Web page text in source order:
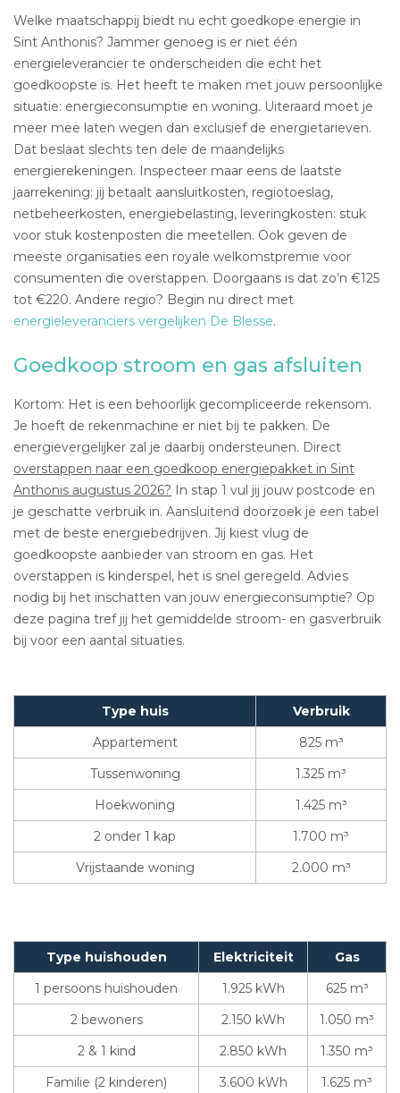
Welke maatschappij biedt nu echt goedkope energie in
Sint Anthonis? Jammer genoeg is er niet één
energieleverancier te onderscheiden die echt het
goedkoopste is. Het heeft te maken met jouw persoonlijke
situatie: energieconsumptie en woning. Uiteraard moet je
meer mee laten wegen dan exclusief de energietarieven.
Dat beslaat slechts ten dele de maandelijks
energierekeningen. Inspecteer maar eens de laatste
jaarrekening: jij betaalt aansluitkosten, regiotoeslag,
netbeheerkosten, energiebelasting, leveringkosten: stuk
voor stuk kostenposten die meetellen. Ook geven de
meeste organisaties een royale welkomstpremie voor
consumenten die overstappen. Doorgaans is dat zo’n €125
tot €220. Andere regio? Begin nu direct met
energieleveranciers vergelijken De Blesse.
Goedkoop stroom en gas afsluiten
Kortom: Het is een behoorlijk gecompliceerde rekensom.
Je hoeft de rekenmachine er niet bij te pakken. De
energievergelijker zal je daarbij ondersteunen. Direct
overstappen naar een goedkoop energiepakket in Sint
Anthonis augustus 2026? In stap 1 vul jij jouw postcode en
je geschatte verbruik in. Aansluitend doorzoek je een tabel
met de beste energiebedrijven. Jij kiest vlug de
goedkoopste aanbieder van stroom en gas. Het
overstappen is kinderspel, het is snel geregeld. Advies
nodig bij het inschatten van jouw energieconsumptie? Op
deze pagina tref jij het gemiddelde stroom- en gasverbruik
bij voor een aantal situaties.
Type huis
Verbruik
Appartement
825 m³
Tussenwoning
1.325 m³
Hoekwoning
1.425 m³
2 onder 1 kap
1.700 m³
Vrijstaande woning
2.000 m³
Type huishouden Elektriciteit
Gas
1 persoons huishouden
1.925 kWh
625 m³
2 bewoners
2.150 kWh
1.050 m³
2 & 1 kind
2.850 kWh
1.350 m³
Familie (2 kinderen)
3.600 kWh 1.625 m³